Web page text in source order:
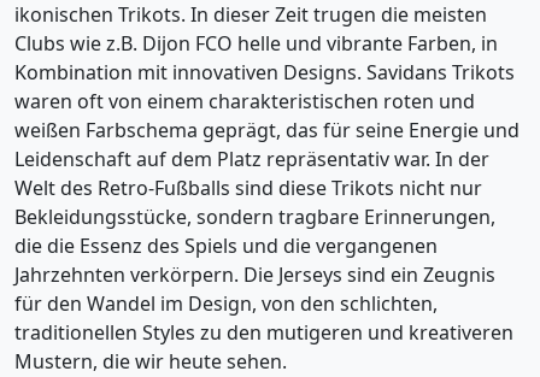
ikonischen Trikots. In dieser Zeit trugen die meisten
Clubs wie z.B. Dijon FCO helle und vibrante Farben, in
Kombination mit innovativen Designs. Savidans Trikots
waren oft von einem charakteristischen roten und
weißen Farbschema geprägt, das für seine Energie und
Leidenschaft auf dem Platz repräsentativ war. In der
Welt des Retro-Fußballs sind diese Trikots nicht nur
Bekleidungsstücke, sondern tragbare Erinnerungen,
die die Essenz des Spiels und die vergangenen
Jahrzehnten verkörpern. Die Jerseys sind ein Zeugnis
für den Wandel im Design, von den schlichten,
traditionellen Styles zu den mutigeren und kreativeren
Mustern, die wir heute sehen.